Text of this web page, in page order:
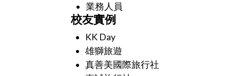
業務人員
校友實例
KK Day
雄獅旅遊
真善美國際旅行社